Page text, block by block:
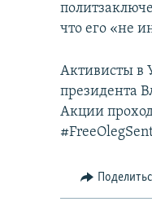
что его «не
Активисты в
президента
Акции